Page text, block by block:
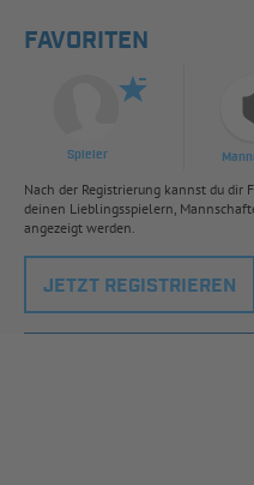
FAVORITEN
Spieler
Nach der Registrierung kannst du dir
deinen Lieblingsspielern,
angezeigt werden.
JETZT REGISTRIEREN